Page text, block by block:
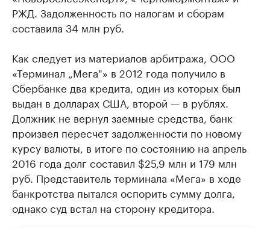
РЖД. Задолженность по налогам и сборам
составила 34 млн руб.
Как следует из материалов арбитража, ООО
«Терминал „Мега"» в 2012 года получило в
Сбербанке два кредита, один из которых был
выдан в долларах США, второй — в рублях.
Должник не вернул заемные средства, банк
произвел пересчет задолженности по новому
курсу валюты, в итоге по состоянию на апрель
2016 года долг составил $25,9 млн и 179 млн
руб. Представитель терминала «Мега» в ходе
банкротства пытался оспорить сумму долга,
однако суд встал на сторону кредитора.